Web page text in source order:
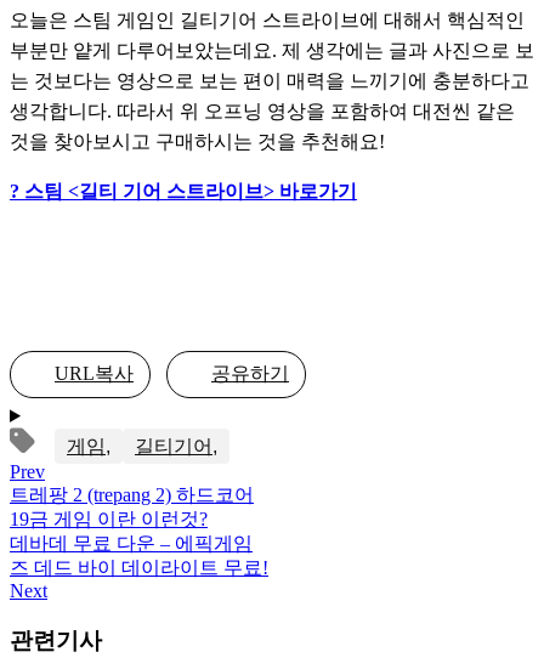
오늘은 스팀 게임인 길티기어 스트라이브에 대해서 핵심적인
부분만 얕게 다루어보았는데요. 제 생각에는 글과 사진으로 보
는 것보다는 영상으로 보는 편이 매력을 느끼기에 충분하다고
생각합니다. 따라서 위 오프닝 영상을 포함하여 대전씬 같은
것을 찾아보시고 구매하시는 것을 추천해요!
? 스팀 <길티 기어 스트라이브> 바로가기
URL복사 공유하기
게임
길티기어
Prev
트레팡 2 (trepang 2) 하드코어
19금 게임 이란 이런것?
데바데 무료 다운 – 에픽게임
즈 데드 바이 데이라이트 무료!
Next
관련기사